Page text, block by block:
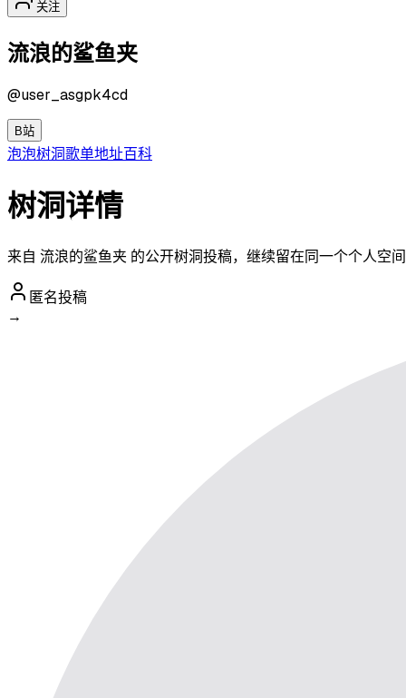
关注
流浪的鲨鱼夹
@user_asgpk4cd
B站
泡泡树洞歌单地址百科
树洞详情
来自 流浪的鲨鱼夹 的公开树洞投稿，继续留在同一个个人空
匿名投稿
→